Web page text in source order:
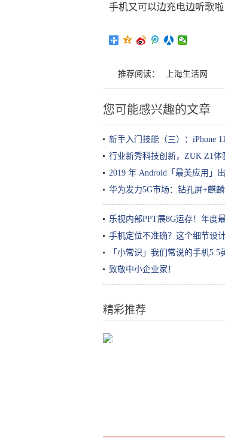
手机又可以边充电边听歌
推荐阅读： 上海生活网
您可能感兴趣的文章
新手入门技能（三）：iPhone
行业新秀科技创新，ZUK Z1体
2019 年 Android「最美应用」
华为发力5G市场：钻孔屏+麒
乐视内部PPT展8G运存！年度
手机定位不准确？这个细节设
「小常识」我们常说的手机5.5
致敬中小企业家！
精彩推荐
续航不再是短板，20万上下合资